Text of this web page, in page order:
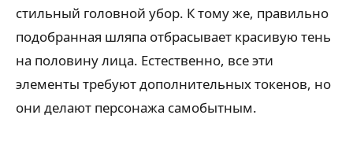
стильный головной убор. К тому же, правильно
подобранная шляпа отбрасывает красивую тень
на половину лица. Естественно, все эти
элементы требуют дополнительных токенов, но
они делают персонажа самобытным.